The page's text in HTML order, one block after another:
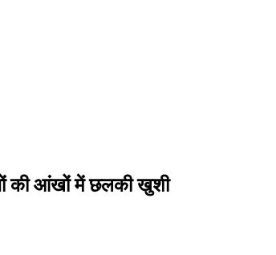
की आंखों में छलकी खुशी